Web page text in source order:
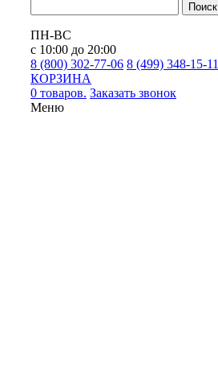
Поиск
ПН-ВС
с 10:00 до 20:00
8 (800) 302-77-06 8 (499) 348-15-11
КОРЗИНА
0 товаров. Заказать звонок
Меню